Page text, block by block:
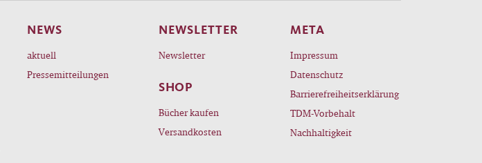
NEWS
aktuell
Pressemitteilungen
NEWSLETTER
Newsletter
SHOP
Bücher kaufen
Versandkosten
META
Impressum
Datenschutz
Barrierefreiheitserklärung
TDM-Vorbehalt
Nachhaltigkeit